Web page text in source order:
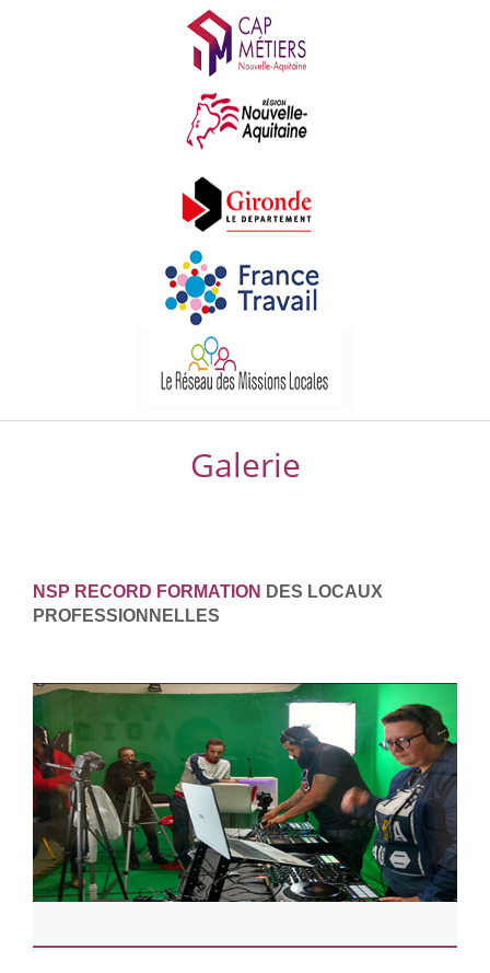
Galerie
NSP RECORD FORMATION DES LOCAUX
PROFESSIONNELLES